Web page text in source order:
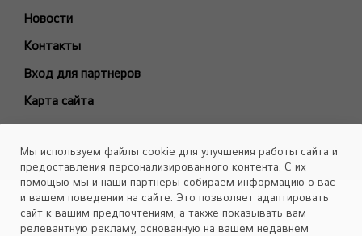
БЫТОВЫЕ СПЛИТ-СИСТЕМЫ
ARTCOOL Mirror
ARTCOOL Objet Green
Deluxe Pro
Air PuriCare
Evo Max
Новости
Контакты
Вход для партнеров
Карта сайта
Скачать
Объекты
Мы используем файлы cookie для улучшения работы сайта и
предоставления персонализированного контента. С их
помощью мы и наши партнеры собираем информацию о вас
и вашем поведении на сайте. Это позволяет адаптировать
сайт к вашим предпочтениям, а также показывать вам
релевантную рекламу, основанную на вашем недавнем